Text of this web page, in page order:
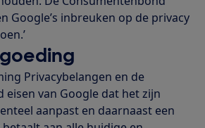
Google’s inbreuken op de privacy
Privacybelangen en de
eisen van Google dat het zijn
aanpast en daarnaast een